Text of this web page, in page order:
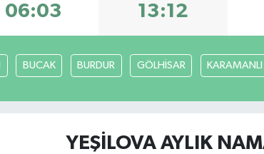
06:03 13:12
BUCAK BURDUR GÖLHİSAR KARAMANLI
YEŞİLOVA AYLIK